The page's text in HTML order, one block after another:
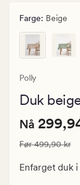
Farge: Beige
Polly
Duk
Nåværende
299,94
kr.
Nå
Vanlig pris
Før499,90 kr
Enfarget duk